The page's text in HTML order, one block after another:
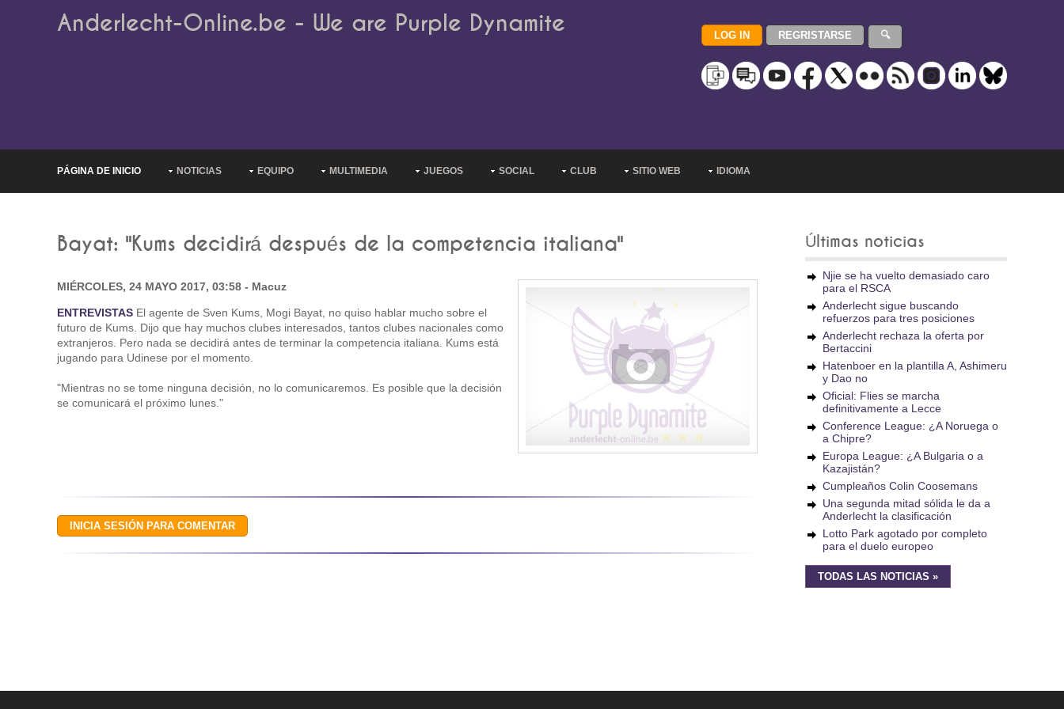
Anderlecht-Online.be - We are Purple Dynamite
PÁGINA DE INICIO NOTICIAS EQUIPO MULTIMEDIA JUEGOS SOCIAL CLUB SITIO WEB IDIOMA
Bayat: "Kums decidirá después de la competencia italiana"
MIÉRCOLES, 24 MAYO 2017, 03:58 - Macuz
ENTREVISTAS El agente de Sven Kums, Mogi Bayat, no quiso hablar mucho sobre el
futuro de Kums. Dijo que hay muchos clubes interesados, tantos clubes nacionales como
extranjeros. Pero nada se decidirá antes de terminar la competencia italiana. Kums está
jugando para Udinese por el momento.
"Mientras no se tome ninguna decisión, no lo comunicaremos. Es posible que la decisión
se comunicará el próximo lunes."
Últimas noticias
Njie se ha vuelto demasiado caro
para el RSCA
Anderlecht sigue buscando
refuerzos para tres posiciones
Anderlecht rechaza la oferta por
Bertaccini
Hatenboer en la plantilla A, Ashimeru
y Dao no
Oficial: Flies se marcha
definitivamente a Lecce
Conference League: ¿A Noruega o
a Chipre?
Europa League: ¿A Bulgaria o a
Kazajistán?
Cumpleaños Colin Coosemans
Una segunda mitad sólida le da a
Anderlecht la clasificación
Lotto Park agotado por completo
para el duelo europeo
TODAS LAS NOTICIAS »